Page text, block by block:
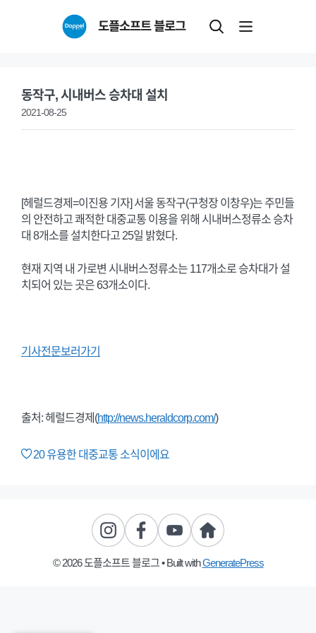
도플소프트 블로그
동작구, 시내버스 승차대 설치
2021-08-25
[헤럴드경제=이진용 기자] 서울 동작구(구청장 이창우)는 주민들
의 안전하고 쾌적한 대중교통 이용을 위해 시내버스정류소 승차
대 8개소를 설치한다고 25일 밝혔다.
현재 지역 내 가로변 시내버스정류소는 117개소로 승차대가 설
치되어 있는 곳은 63개소이다.
기사전문보러가기
출처: 헤럴드경제(http://news.heraldcorp.com/)
20유용한 대중교통 소식이에요
© 2026 도플소프트 블로그• Built withGeneratePress